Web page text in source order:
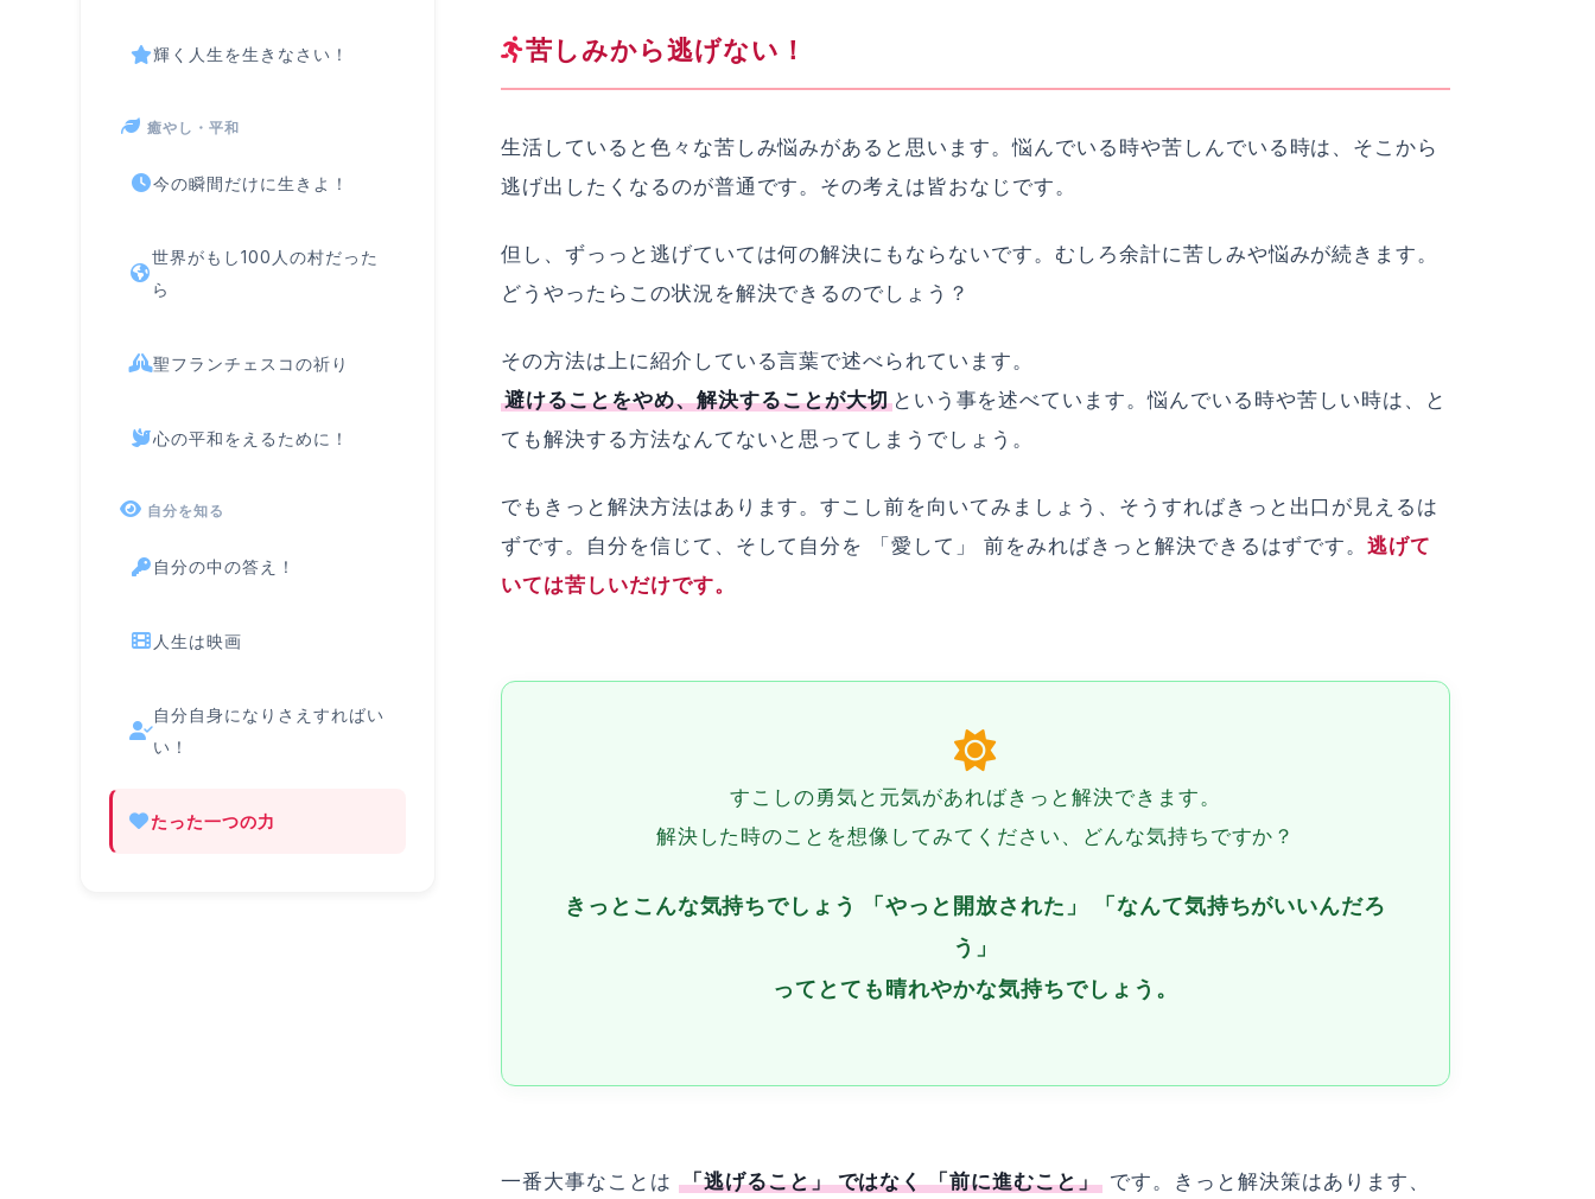
苦しみから逃げない！
生活していると色々な苦しみ悩みがあると思います。悩んでいる時や苦しんでいる時は、そこから
逃げ出したくなるのが普通です。その考えは皆おなじです。
但し、ずっっと逃げていては何の解決にもならないです。むしろ余計に苦しみや悩みが続きます。
どうやったらこの状況を解決できるのでしょう？
その方法は上に紹介している言葉で述べられています。
避けることをやめ、解決することが大切という事を述べています。悩んでいる時や苦しい時は、と
ても解決する方法なんてないと思ってしまうでしょう。
でもきっと解決方法はあります。すこし前を向いてみましょう、そうすればきっと出口が見えるは
ずです。自分を信じて、そして自分を 「愛して」 前をみればきっと解決できるはずです。逃げて
いては苦しいだけです。
すこしの勇気と元気があればきっと解決できます。
解決した時のことを想像してみてください、どんな気持ちですか？
きっとこんな気持ちでしょう 「やっと開放された」 「なんて気持ちがいいんだろ
う」
ってとても晴れやかな気持ちでしょう。
一番大事なことは 「逃げること」 ではなく 「前に進むこと」 です。きっと解決策はあります、
輝く人生を生きなさい！
癒やし・平和
今の瞬間だけに生きよ！
世界がもし100人の村だった
ら
聖フランチェスコの祈り
心の平和をえるために！
自分を知る
自分の中の答え！
人生は映画
自分自身になりさえすればい
い！
たった一つの力